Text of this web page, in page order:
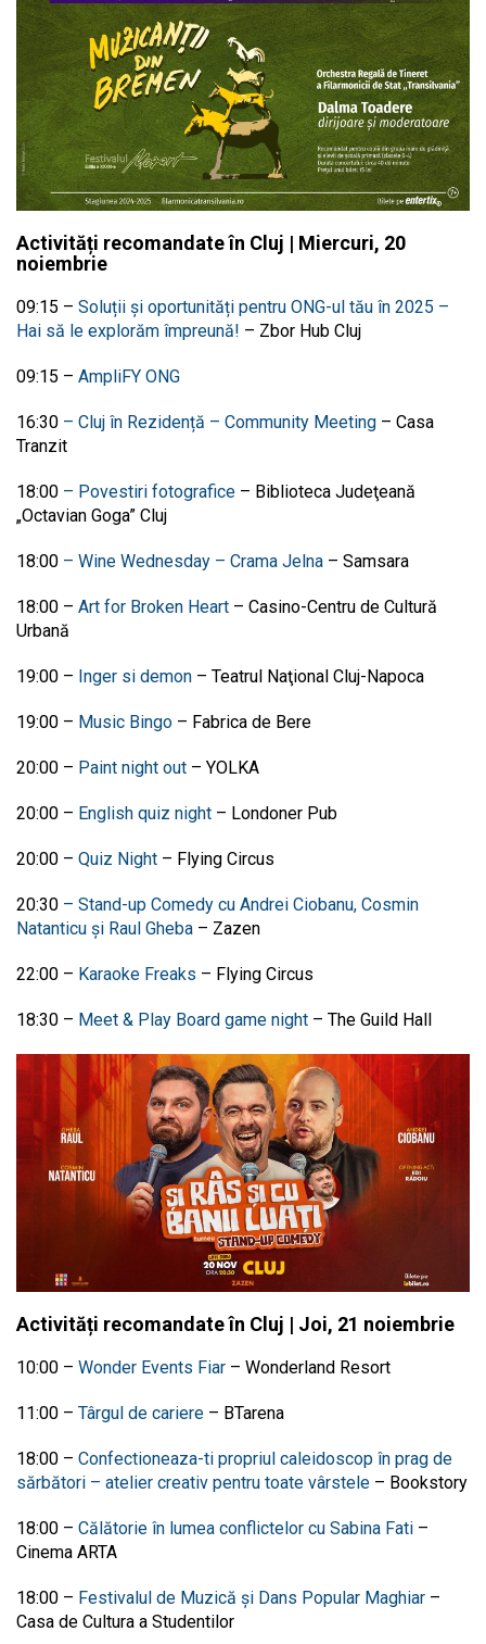
Activități recomandate în Cluj | Miercuri, 20
noiembrie
09:15 – Soluții și oportunități pentru ONG-ul tău în 2025 –
Hai să le explorăm împreună! – Zbor Hub Cluj
09:15 – AmpliFY ONG
16:30 – Cluj în Rezidență – Community Meeting – Casa
Tranzit
18:00 – Povestiri fotografice – Biblioteca Judeţeană
„Octavian Goga” Cluj
18:00 – Wine Wednesday – Crama Jelna – Samsara
18:00 – Art for Broken Heart – Casino-Centru de Cultură
Urbană
19:00 – Inger si demon – Teatrul Naţional Cluj-Napoca
19:00 – Music Bingo – Fabrica de Bere
20:00 – Paint night out – YOLKA
20:00 – English quiz night – Londoner Pub
20:00 – Quiz Night – Flying Circus
20:30 – Stand-up Comedy cu Andrei Ciobanu, Cosmin
Natanticu și Raul Gheba – Zazen
22:00 – Karaoke Freaks – Flying Circus
18:30 – Meet & Play Board game night – The Guild Hall
Activități recomandate în Cluj | Joi, 21 noiembrie
10:00 – Wonder Events Fiar – Wonderland Resort
11:00 – Târgul de cariere – BTarena
18:00 – Confectioneaza-ti propriul caleidoscop în prag de
sărbători – atelier creativ pentru toate vârstele – Bookstory
18:00 – Călătorie în lumea conflictelor cu Sabina Fati –
Cinema ARTA
18:00 – Festivalul de Muzică și Dans Popular Maghiar –
Casa de Cultura a Studentilor